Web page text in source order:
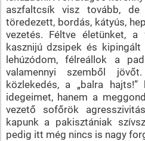
aszfaltcsík visz tovább, de
töredezett, bordás, kátyús,
vezetés. Féltve életünket,
kasznijú dzsipek és
lehúzódom, félreállok a
valamennyi szemből
közlekedés, a „balra
idegeimet, hanem a
vezető sofőrök
kapunk a pakisztániak
pedig itt még nincs is nagy